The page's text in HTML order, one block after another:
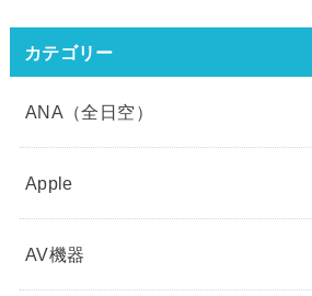
カテゴリー
ANA（全日空）
Apple
AV機器